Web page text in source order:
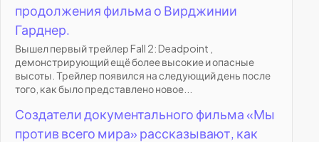
продолжения фильма о Вирджинии
Гарднер.
Вышел первый трейлер Fall 2: Deadpoint ,
демонстрирующий ещё более высокие и опасные
высоты. Трейлер появился на следующий день после
того, как было представлено новое...
Создатели документального фильма «Мы
против всего мира» рассказывают, как